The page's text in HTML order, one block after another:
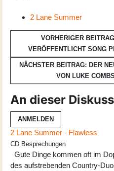
2 Lane Summer
VORHERIGER
VERÖFFENTLICHT SONG
NÄCHSTER BEITRAG: DER
VON LUKE
An dieser
ANMELDEN
2 Lane Summer - Flawless
CD Besprechungen
Gute Dinge kommen oft im
des aufstrebenden Country-